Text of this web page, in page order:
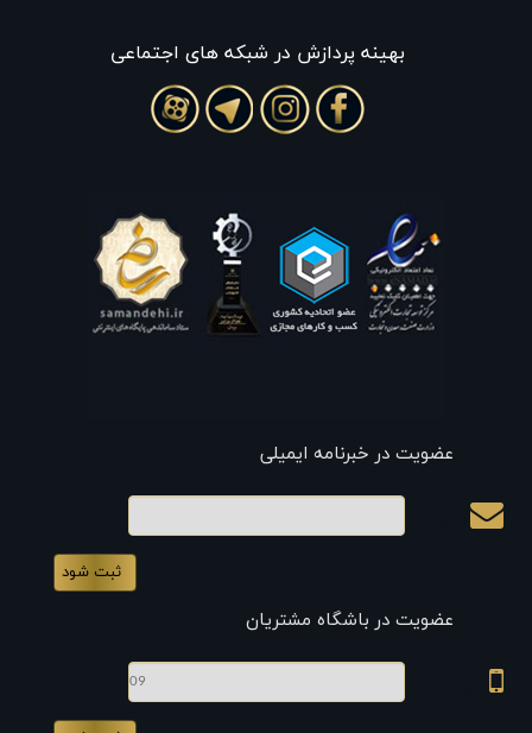
بهينه پردازش در شبکه های اجتماعی
عضویت در خبرنامه ایمیلی
عضویت در باشگاه مشتریان